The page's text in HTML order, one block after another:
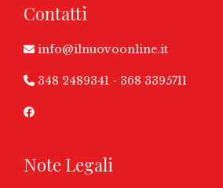
Contatti
info@ilnuovoonline.it
348 2489341 - 368 3395711
Note Legali